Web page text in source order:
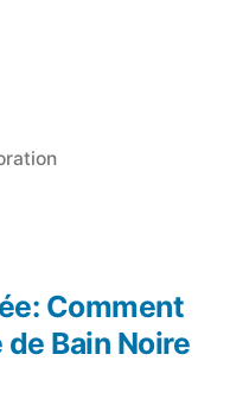
: Comment
Bain Noire